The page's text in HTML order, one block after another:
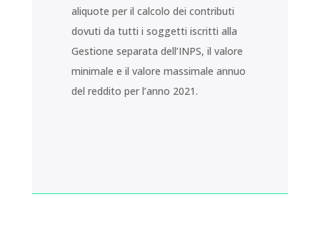
aliquote per il calcolo dei contributi
dovuti da tutti i soggetti iscritti alla
Gestione separata dell’INPS, il valore
minimale e il valore massimale annuo
del reddito per l’anno 2021.